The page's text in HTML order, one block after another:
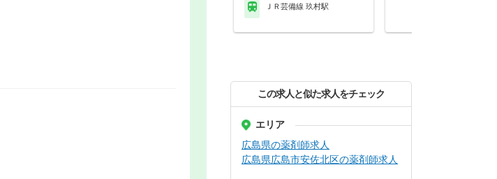
ＪＲ芸備線 玖村駅
この求人と似た求人をチェック
エリア
広島県の薬剤師求人
広島県広島市安佐北区の薬剤師求人